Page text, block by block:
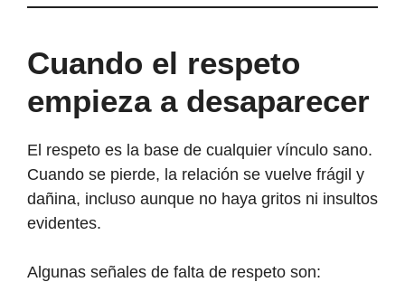
Cuando el respeto
empieza a desaparecer
El respeto es la base de cualquier vínculo sano.
Cuando se pierde, la relación se vuelve frágil y
dañina, incluso aunque no haya gritos ni insultos
evidentes.
Algunas señales de falta de respeto son: